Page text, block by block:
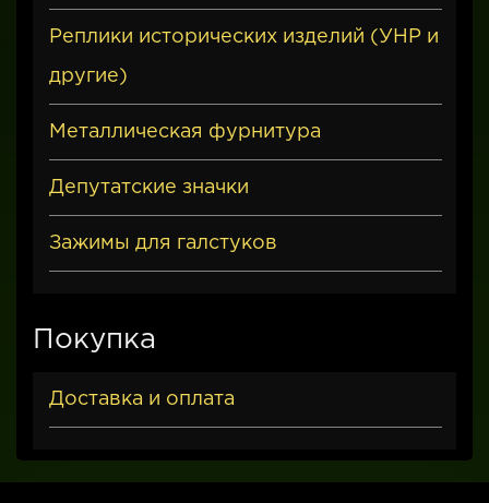
Реплики исторических изделий (УНР и
другие)
Металлическая фурнитура
Депутатские значки
Зажимы для галстуков
Покупка
Доставка и оплата